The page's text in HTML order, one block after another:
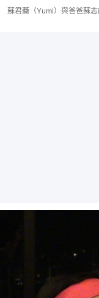
蘇君蕎（Yumi）與爸爸蘇